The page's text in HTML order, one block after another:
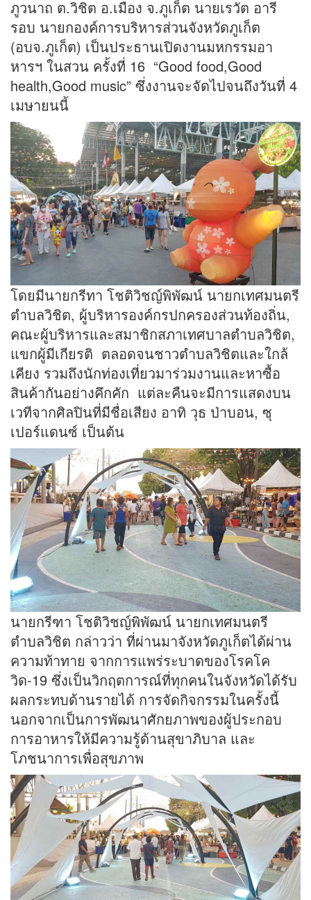
ภูวนาถ ต.วิชิต อ.เมือง จ.ภูเก็ต นายเรวัต อารี
รอบ นายกองค์การบริหารส่วนจังหวัดภูเก็ต
(อบจ.ภูเก็ต) เป็นประธานเปิดงานมหกรรมอา
หารฯ ในสวน ครั้งที่ 16 “Good food,Good
health,Good music” ซึ่งงานจะจัดไปจนถึงวันที่ 4
เมษายนนี้
โดยมีนายกรีทา โชติวิชญ์พิพัฒน์ นายกเทศมนตรี
ตำบลวิชิต, ผู้บริหารองค์กรปกครองส่วนท้องถิ่น,
คณะผู้บริหารและสมาชิกสภาเทศบาลตำบลวิชิต,
แขกผู้มีเกียรติ ตลอดจนชาวตำบลวิชิตและใกล้
เคียง รวมถึงนักท่องเที่ยวมาร่วมงานและหาซื้อ
สินค้ากันอย่างคึกคัก แต่ละคืนจะมีการแสดงบน
เวทีจากศิลปินที่มีชื่อเสียง อาทิ วุธ ป่าบอน, ซุ
เปอร์แดนซ์ เป็นต้น
นายกรีฑา โชติวิชญ์พิพัฒน์ นายกเทศมนตรี
ตำบลวิชิต กล่าวว่า ที่ผ่านมาจังหวัดภูเก็ตได้ผ่าน
ความท้าทาย จากการแพร่ระบาดของโรคโค
วิด-19 ซึ่งเป็นวิกฤตการณ์ที่ทุกคนในจังหวัดได้รับ
ผลกระทบด้านรายได้ การจัดกิจกรรมในครั้งนี้
นอกจากเป็นการพัฒนาศักยภาพของผู้ประกอบ
การอาหารให้มีความรู้ด้านสุขาภิบาล และ
โภชนาการเพื่อสุขภาพ